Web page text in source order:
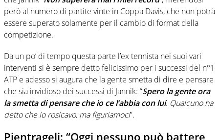
però al numero di partite vinte in Coppa Davis, che non potrà
essere superato solamente per il cambio di format della
competizione.
Da un po’ di tempo questa parte l’ex tennista nei suoi vari
interventi si è sempre detto felicissimo per i successi del n°1
ATP e adesso si augura che la gente smetta di dire e pensare
che sia invidioso dei successi di Jannik: “Spero la gente ora
la smetta di pensare che io ce l’abbia con lui. Qualcuno ha
detto che io rosicavo, ma figuriamoci”.
Pientrageli: “Oggi nessuno può battere